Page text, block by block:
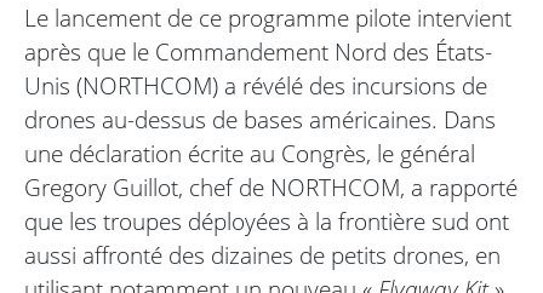
Le lancement de ce programme pilote intervient
après que le Commandement Nord des États-
Unis (NORTHCOM) a révélé des incursions de
drones au-dessus de bases américaines. Dans
une déclaration écrite au Congrès, le général
Gregory Guillot, chef de NORTHCOM, a rapporté
que les troupes déployées à la frontière sud ont
aussi affronté des dizaines de petits drones, en